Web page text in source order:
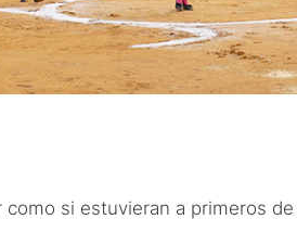
si estuvieran a primeros